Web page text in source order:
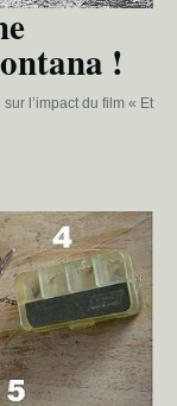
!
l’impact du film « Et